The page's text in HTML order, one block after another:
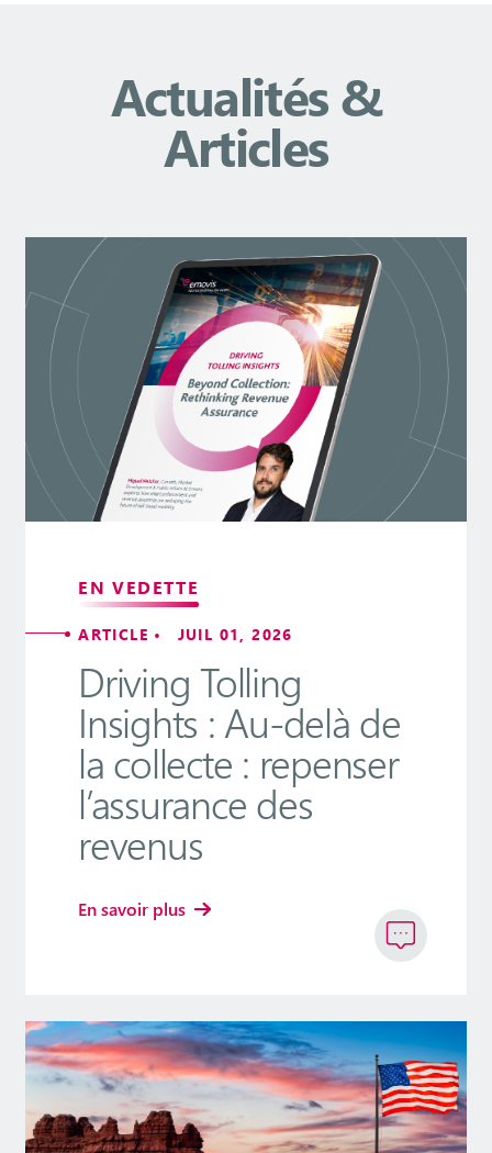
Actualités &
Articles
EN VEDETTE
ARTICLE • JUIL 01, 2026
Driving Tolling
Insights : Au-delà de
la collecte : repenser
l’assurance des
revenus
En savoir plus